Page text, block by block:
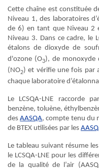
Cette chaîne est constituée
Niveau 1, des laboratoires
de 6) en tant que Niveau 2
Niveau 3. Dans ce cadre, le
étalons de dioxyde de
d'ozone (O3), de monoxyde
(NO2) et vérifie une fois par
chaque laboratoire
Le LCSQA-LNE raccorde
benzène, toluène,
desAASQA, compte tenu du
de BTEX utilisées par les
Le tableau suivant résume
le LCSQA-LNE pour les
de la qualité de l’air